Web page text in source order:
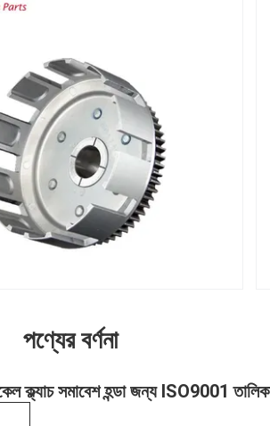
পণ্যের বর্ণনা
ক্ল্যাচ সমাবেশ হন্ডা জন্য ISO9001